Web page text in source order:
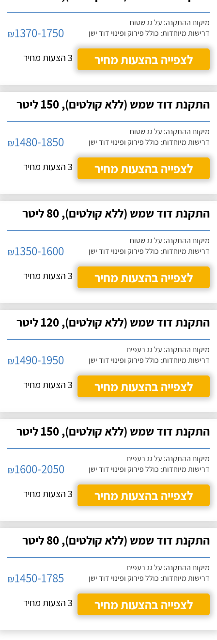
מיקום ההתקנה: על גג שטוח
דרישות מיוחדות: כולל פירוק ופינוי דוד ישן
₪1370-1750
לצפייה בהצעות מחיר
3 הצעות מחיר
התקנת דוד שמש (ללא קולטים), 150 ליטר
מיקום ההתקנה: על גג שטוח
דרישות מיוחדות: כולל פירוק ופינוי דוד ישן
₪1480-1850
לצפייה בהצעות מחיר
3 הצעות מחיר
התקנת דוד שמש (ללא קולטים), 80 ליטר
מיקום ההתקנה: על גג שטוח
דרישות מיוחדות: כולל פירוק ופינוי דוד ישן
₪1350-1600
לצפייה בהצעות מחיר
3 הצעות מחיר
התקנת דוד שמש (ללא קולטים), 120 ליטר
מיקום ההתקנה: על גג רעפים
דרישות מיוחדות: כולל פירוק ופינוי דוד ישן
₪1490-1950
לצפייה בהצעות מחיר
3 הצעות מחיר
התקנת דוד שמש (ללא קולטים), 150 ליטר
מיקום ההתקנה: על גג רעפים
דרישות מיוחדות: כולל פירוק ופינוי דוד ישן
₪1600-2050
לצפייה בהצעות מחיר
3 הצעות מחיר
התקנת דוד שמש (ללא קולטים), 80 ליטר
מיקום ההתקנה: על גג רעפים
דרישות מיוחדות: כולל פירוק ופינוי דוד ישן
₪1450-1785
לצפייה בהצעות מחיר
3 הצעות מחיר